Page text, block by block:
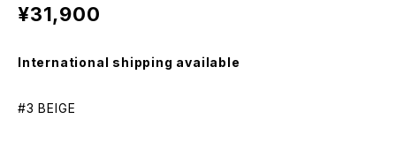
¥31,900
International shipping available
#3 BEIGE